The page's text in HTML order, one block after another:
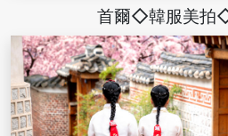
首爾◇韓服美拍